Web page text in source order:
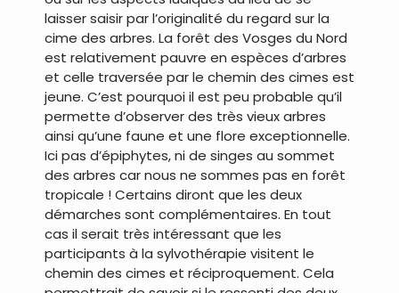
laisser saisir par l’originalité du regard sur la
cime des arbres. La forêt des Vosges du Nord
est relativement pauvre en espèces d’arbres
et celle traversée par le chemin des cimes est
jeune. C’est pourquoi il est peu probable qu’il
permette d’observer des très vieux arbres
ainsi qu’une faune et une flore exceptionnelle.
Ici pas d’épiphytes, ni de singes au sommet
des arbres car nous ne sommes pas en forêt
tropicale ! Certains diront que les deux
démarches sont complémentaires. En tout
cas il serait très intéressant que les
participants à la sylvothérapie visitent le
chemin des cimes et réciproquement. Cela